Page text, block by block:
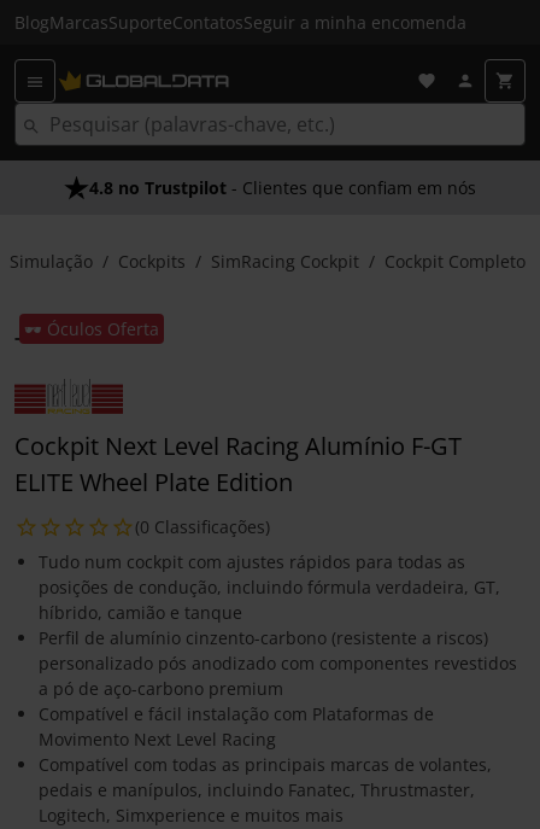
BlogMarcasSuporteContatosSeguir a minha encomenda
4.8 no Trustpilot - Clientes que confiam em nós
Simulação Cockpits SimRacing Cockpit Cockpit Completo
🕶️ Óculos Oferta
Cockpit Next Level Racing Alumínio F-GT
ELITE Wheel Plate Edition
(0 Classificações)
Tudo num cockpit com ajustes rápidos para todas as
posições de condução, incluindo fórmula verdadeira, GT,
híbrido, camião e tanque
Perfil de alumínio cinzento-carbono (resistente a riscos)
personalizado pós anodizado com componentes revestidos
a pó de aço-carbono premium
Compatível e fácil instalação com Plataformas de
Movimento Next Level Racing
Compatível com todas as principais marcas de volantes,
pedais e manípulos, incluindo Fanatec, Thrustmaster,
Logitech, Simxperience e muitos mais